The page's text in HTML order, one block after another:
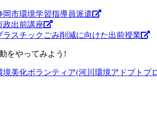
岡市環境学習指導員派遣
政出前講座
ラスチックごみ削減に向けた出前授業
をやってみよう!
境美化ボランティア(河川環境アドプトプ